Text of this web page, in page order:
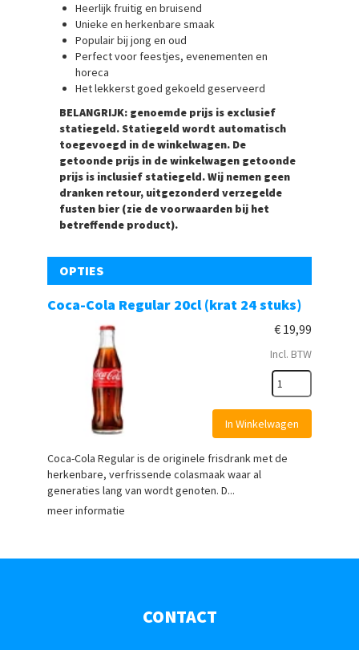
Heerlijk fruitig en bruisend
Unieke en herkenbare smaak
Populair bij jong en oud
Perfect voor feestjes, evenementen en
horeca
Het lekkerst goed gekoeld geserveerd
BELANGRIJK: genoemde prijs is exclusief
statiegeld. Statiegeld wordt automatisch
toegevoegd in de winkelwagen. De
getoonde prijs in de winkelwagen getoonde
prijs is inclusief statiegeld. Wij nemen geen
dranken retour, uitgezonderd verzegelde
fusten bier (zie de voorwaarden bij het
betreffende product).
OPTIES
Coca-Cola Regular 20cl (krat 24 stuks)
€ 19,99
Incl. BTW
In Winkelwagen
Coca-Cola Regular is de originele frisdrank met de
herkenbare, verfrissende colasmaak waar al
generaties lang van wordt genoten. D...
meer informatie
CONTACT